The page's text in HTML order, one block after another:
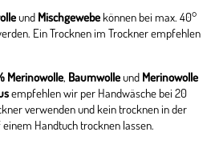
und Mischgewebe können bei max. 40°
Ein Trocknen im Trockner empfehlen
Merinowolle, Baumwolleund Merinowolle
empfehlen wir per Handwäsche bei 20
verwenden und kein trocknen in der
Handtuch trocknen lassen.